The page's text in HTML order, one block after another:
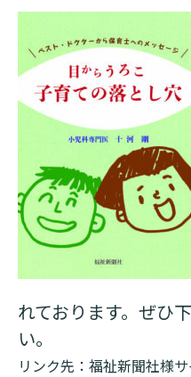
当院のご紹介
当院のご紹介トップ
基本情報
院長あいさつ
幹部紹介
理念・方針・患者さんの
施設概要と沿革
情報公開
厚生労働大臣が定める掲
ご来院される方へ
ご来院される方へトップ
外来について
初診の方へ
再診の方へ
セカンドオピニオンのご
外来のお会計について
入院・面会について
診療科・センター・部門
医療機関・医療者の方へ
医療機関・医療者の方へ
医療連携センターについて
患者さんのご紹介方法
医療連携センター長ごあ
お知らせ
イベント
採用情報
れております。ぜひ
い。
リンク先：福祉新聞社様